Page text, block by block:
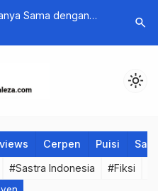
Sama dengan
MONIKA
search
light_mode
Cerpen Puisi
#Sastra Indonesia #Fiksi